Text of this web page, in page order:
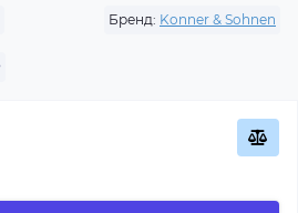
Бренд: Konner & Sohnen